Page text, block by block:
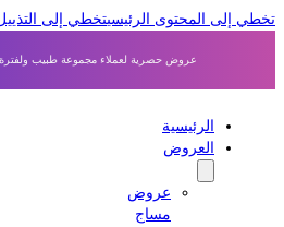
إلى المحتوى الرئيسي تخطي إلى التذييل
عروض حصرية لعملاء مجموعة طبيب ولفترة
الرئيسية
العروض
عروض
مساج